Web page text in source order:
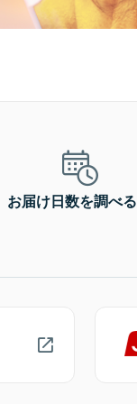
お届け日数を調べる